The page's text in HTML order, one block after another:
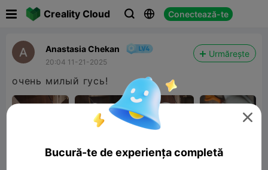
Creality Cloud   Conectează-te
Anastasia Chekan
20:04 11-21-2025
Urmărește
очень милый гусь!

Bucură-te de experiența completă